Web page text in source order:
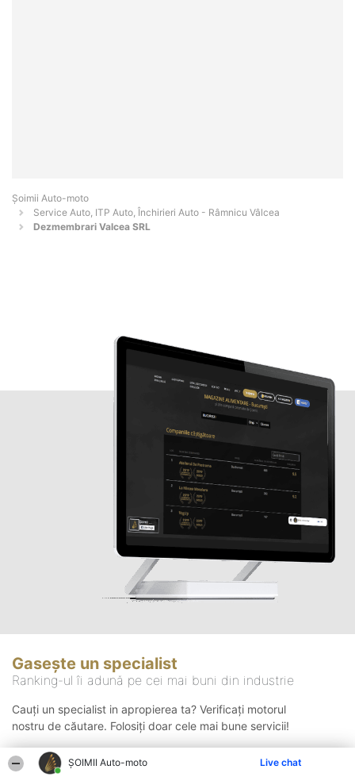
ȘOIMII Auto-moto Live chat
Șoimii Auto-moto
Service Auto, ITP Auto, Închirieri Auto - Râmnicu Vâlcea
Dezmembrari Valcea SRL
Gasește un specialist
Ranking-ul îi adună pe cei mai buni din industrie
Cauți un specialist in apropierea ta? Verificați motorul
nostru de căutare. Folosiți doar cele mai bune servicii!